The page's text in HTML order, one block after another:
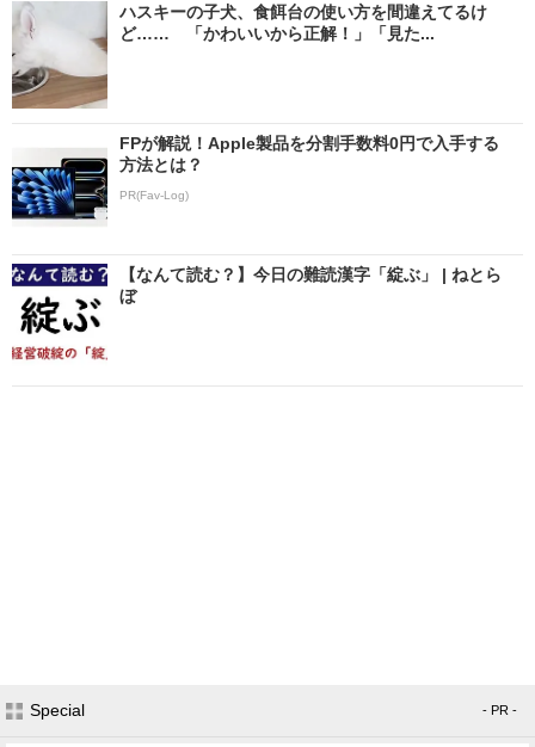
ハスキーの子犬、食餌台の使い方を間違えてるけ
ど…… 「かわいいから正解！」「見た...
FPが解説！Apple製品を分割手数料0円で入手する
方法とは？
PR(Fav-Log)
【なんて読む？】今日の難読漢字「綻ぶ」 | ねとら
ぼ
Special - PR -